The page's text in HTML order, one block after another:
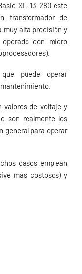
XL-13-280 este
transformador de
muy alta precisión y
con micro
puede operar
valores de voltaje y
son realmente los
general para operar
casos emplean
más costosos) y